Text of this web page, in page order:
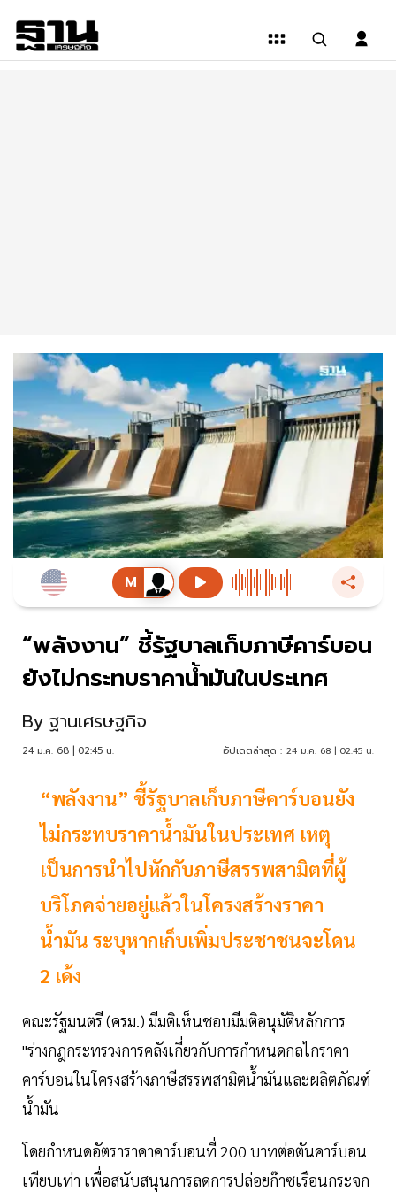
“พลังงาน” ชี้รัฐบาลเก็บภาษีคาร์บอน
ยังไม่กระทบราคาน้ำมันในประเทศ
By ฐานเศรษฐกิจ
24 ม.ค. 68 | 02:45 น. อัปเดตล่าสุด : 24 ม.ค. 68 | 02:45 น.
“พลังงาน” ชี้รัฐบาลเก็บภาษีคาร์บอนยัง
ไม่กระทบราคาน้ำมันในประเทศ เหตุ
เป็นการนำไปหักกับภาษีสรรพสามิตที่ผู้
บริโภคจ่ายอยู่แล้วในโครงสร้างราคา
น้ำมัน ระบุหากเก็บเพิ่มประชาชนจะโดน
2 เด้ง
คณะรัฐมนตรี (ครม.) มีมติเห็นชอบมีมติอนุมัติหลักการ
"ร่างกฎกระทรวงการคลังเกี่ยวกับการกำหนดกลไกราคา
คาร์บอนในโครงสร้างภาษีสรรพสามิตน้ำมันและผลิตภัณฑ์
น้ำมัน
โดยกำหนดอัตราราคาคาร์บอนที่ 200 บาทต่อตันคาร์บอน
เทียบเท่า เพื่อสนับสนุนการลดการปล่อยก๊าซเรือนกระจก